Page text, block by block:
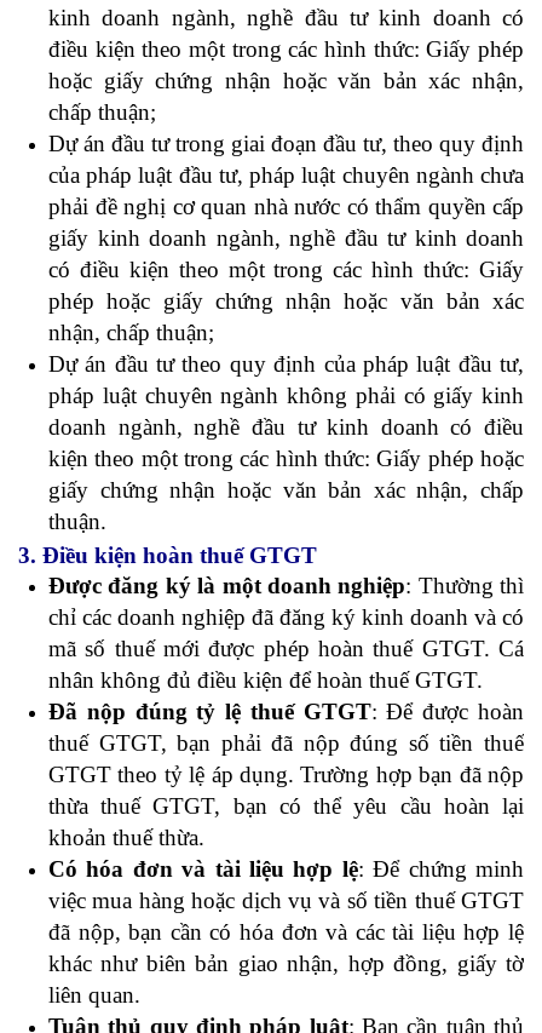
kinh doanh ngành, nghề đầu tư kinh doanh có
điều kiện theo một trong các hình thức: Giấy phép
hoặc giấy chứng nhận hoặc văn bản xác nhận,
chấp thuận;
Dự án đầu tư trong giai đoạn đầu tư, theo quy định
của pháp luật đầu tư, pháp luật chuyên ngành chưa
phải đề nghị cơ quan nhà nước có thẩm quyền cấp
giấy kinh doanh ngành, nghề đầu tư kinh doanh
có điều kiện theo một trong các hình thức: Giấy
phép hoặc giấy chứng nhận hoặc văn bản xác
nhận, chấp thuận;
Dự án đầu tư theo quy định của pháp luật đầu tư,
pháp luật chuyên ngành không phải có giấy kinh
doanh ngành, nghề đầu tư kinh doanh có điều
kiện theo một trong các hình thức: Giấy phép hoặc
giấy chứng nhận hoặc văn bản xác nhận, chấp
thuận.
3. Điều kiện hoàn thuế GTGT
Được đăng ký là một doanh nghiệp: Thường thì
chỉ các doanh nghiệp đã đăng ký kinh doanh và có
mã số thuế mới được phép hoàn thuế GTGT. Cá
nhân không đủ điều kiện để hoàn thuế GTGT.
Đã nộp đúng tỷ lệ thuế GTGT: Để được hoàn
thuế GTGT, bạn phải đã nộp đúng số tiền thuế
GTGT theo tỷ lệ áp dụng. Trường hợp bạn đã nộp
thừa thuế GTGT, bạn có thể yêu cầu hoàn lại
khoản thuế thừa.
Có hóa đơn và tài liệu hợp lệ: Để chứng minh
việc mua hàng hoặc dịch vụ và số tiền thuế GTGT
đã nộp, bạn cần có hóa đơn và các tài liệu hợp lệ
khác như biên bản giao nhận, hợp đồng, giấy tờ
liên quan.
Tuân thủ quy định pháp luật: Bạn cần tuân thủ